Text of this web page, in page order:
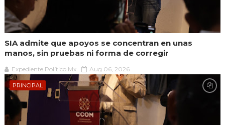
SIA admite que apoyos se concentran en unas
manos, sin pruebas ni forma de corregir
Expediente Político.Mx Aug 06, 2026
PRINCIPAL